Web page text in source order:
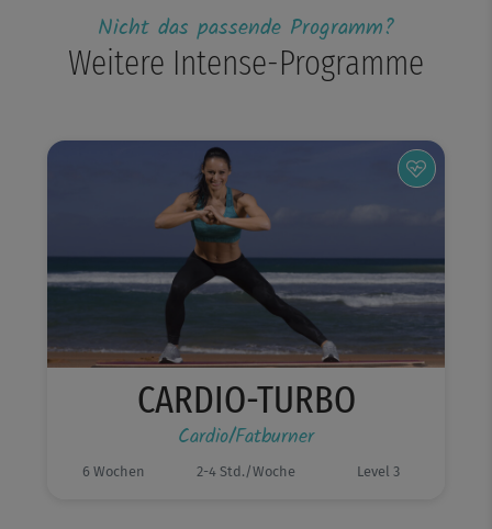
Nicht das passende Programm?
Weitere Intense-Programme
CARDIO-TURBO
Cardio/Fatburner
6 Wochen 2-4 Std./Woche Level 3